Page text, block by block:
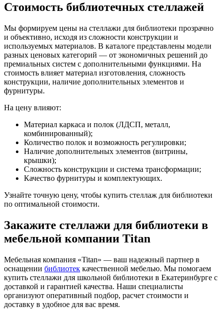
Стоимость библиотечных стеллажей
Мы формируем цены на стеллажи для библиотеки прозрачно
и объективно, исходя из сложности конструкции и
используемых материалов. В каталоге представлены модели
разных ценовых категорий — от экономичных решений до
премиальных систем с дополнительными функциями. На
стоимость влияет материал изготовления, сложность
конструкции, наличие дополнительных элементов и
фурнитуры.
На цену влияют:
Материал каркаса и полок (ЛДСП, металл,
комбинированный);
Количество полок и возможность регулировки;
Наличие дополнительных элементов (витрины,
крышки);
Сложность конструкции и система трансформации;
Качество фурнитуры и комплектующих.
Узнайте точную цену, чтобы купить стеллаж для библиотеки
по оптимальной стоимости.
Закажите стеллажи для библиотеки в
мебельной компании Titan
Мебельная компания «Titan» — ваш надежный партнер в
оснащении библиотек качественной мебелью. Мы помогаем
купить стеллажи для школьной библиотеки в Екатеринбурге с
доставкой и гарантией качества. Наши специалисты
организуют оперативный подбор, расчет стоимости и
доставку в удобное для вас время.